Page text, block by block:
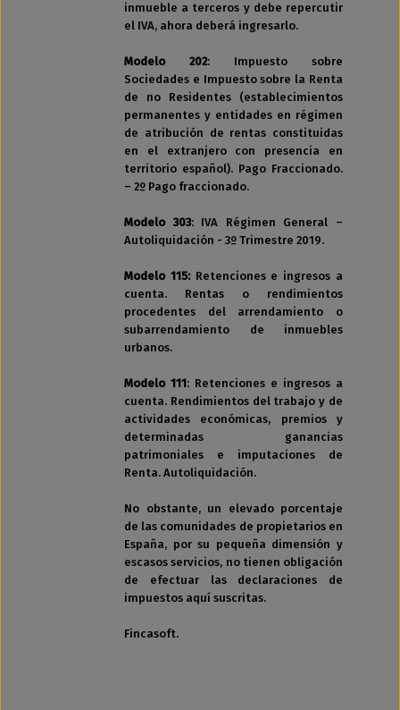
inmueble a terceros y debe repercutir
el IVA, ahora deberá ingresarlo.
Modelo 202: Impuesto sobre
Sociedades e Impuesto sobre la Renta
de no Residentes (establecimientos
permanentes y entidades en régimen
de atribución de rentas constituidas
en el extranjero con presencia en
territorio español). Pago Fraccionado.
– 2º Pago fraccionado.
Modelo 303: IVA Régimen General –
Autoliquidación - 3º Trimestre 2019.
Modelo 115:Retenciones e ingresos a
cuenta. Rentas o rendimientos
procedentes del arrendamiento o
subarrendamiento de inmuebles
urbanos.
Modelo 111: Retenciones e ingresos a
cuenta. Rendimientos del trabajo y de
actividades económicas, premios y
determinadas ganancias
patrimoniales e imputaciones de
Renta. Autoliquidación.
No obstante, un elevado porcentaje
de las comunidades de propietarios en
España, por su pequeña dimensión y
escasos servicios, no tienen obligación
de efectuar las declaraciones de
impuestos aquí suscritas.
Fincasoft.